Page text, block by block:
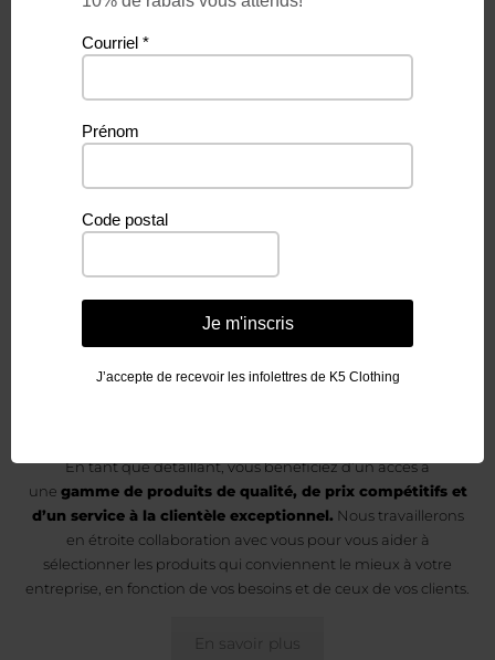
Vous aimeriez
devenir un
détaillant
de K5 Clothing &
Accessories?
En tant que détaillant, vous bénéficiez d’un accès à
une gamme de produits de qualité, de prix compétitifs et
d’un service à la clientèle exceptionnel. Nous travaillerons
en étroite collaboration avec vous pour vous aider à
sélectionner les produits qui conviennent le mieux à votre
entreprise, en fonction de vos besoins et de ceux de vos clients.
En savoir plus
Courriel *
Prénom
Code postal
Je m'inscris
J’accepte de recevoir les infolettres de K5 Clothing